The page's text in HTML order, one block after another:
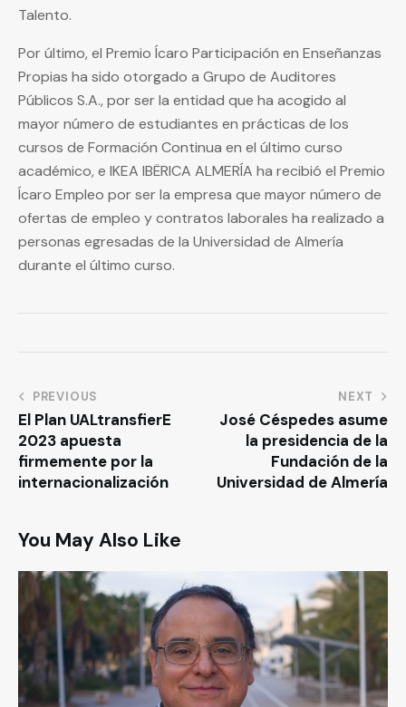
Talento.
Por último, el Premio Ícaro Participación en Enseñanzas
Propias ha sido otorgado a Grupo de Auditores
Públicos S.A., por ser la entidad que ha acogido al
mayor número de estudiantes en prácticas de los
cursos de Formación Continua en el último curso
académico, e IKEA IBËRICA ALMERÍA ha recibió el Premio
Ícaro Empleo por ser la empresa que mayor número de
ofertas de empleo y contratos laborales ha realizado a
personas egresadas de la Universidad de Almería
durante el último curso.
PREVIOUS
El Plan UALtransfierE
2023 apuesta
firmemente por la
internacionalización
NEXT
José Céspedes asume
la presidencia de la
Fundación de la
Universidad de Almería
You May Also Like